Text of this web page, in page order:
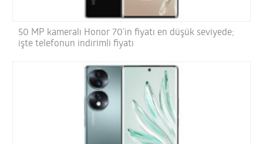
50 MP kameralı Honor 70’in fiyatı en düşük seviyede;
işte telefonun indirimli fiyatı